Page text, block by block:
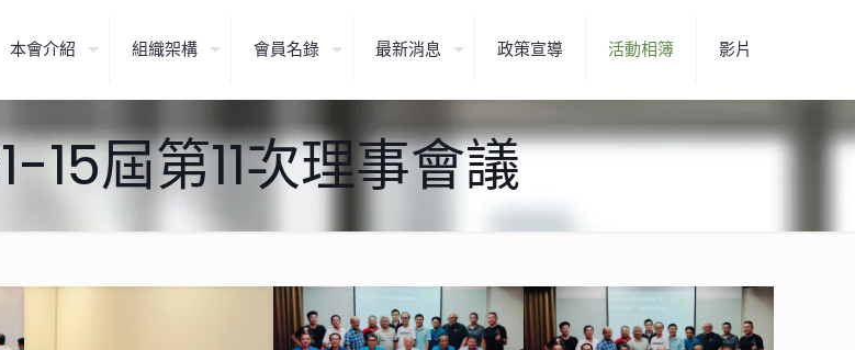
本會介紹 組織架構 會員名錄 最新消息 政策宣導 活動相簿 影片
屆第11次理事會議